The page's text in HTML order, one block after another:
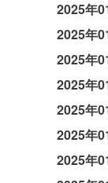
2025年
2025年
2025年
2025年
2025年
2025年
2025年